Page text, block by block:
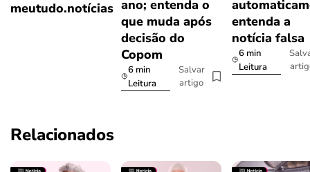
meutudo.notícias ano; entenda o
que muda após
decisão do
Copom
6 min
Leitura
Salvar
artigo
entenda a
notícia falsa
6 min
Leitura
Relacionados